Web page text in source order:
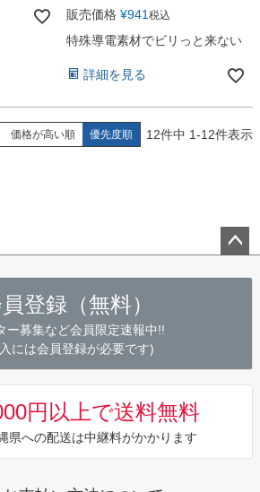
販売価格 ¥941 税込
特殊導電素材でビリっと来ない
詳細を見る
価格が高い順 優先度順 12件中 1-12件表示
登録（無料）
ー募集など会員限定速報中!!
には会員登録が必要です)
円以上で送料無料
県への配送は中継料がかかります